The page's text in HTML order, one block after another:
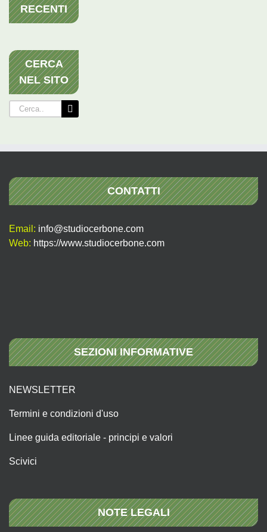
RECENTI
CERCA
NEL SITO
Cerca
per:
CONTATTI
Email: info@studiocerbone.com
Web: https://www.studiocerbone.com
SEZIONI INFORMATIVE
NEWSLETTER
Termini e condizioni d'uso
Linee guida editoriale - principi e valori
Scivici
NOTE LEGALI